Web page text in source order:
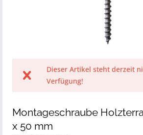
Dieser Artikel steht derzeit
Verfügung!
Montageschraube
x 50 mm